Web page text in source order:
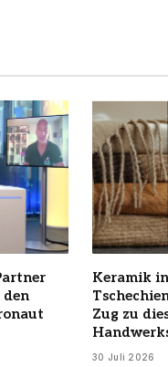
den
Keramik
Zug zu
30 Juli 2026